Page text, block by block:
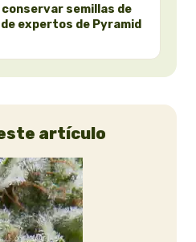
semillas de
expertos de Pyramid
artículo